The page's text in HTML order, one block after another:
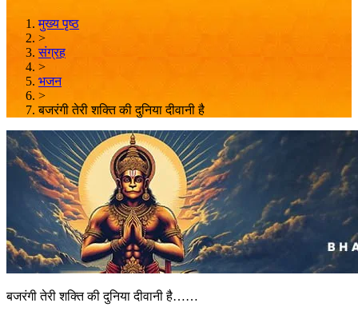
मुख्य पृष्ठ
>
संग्रह
>
भजन
>
बजरंगी तेरी शक्ति की दुनिया दीवानी है
बजरंगी तेरी शक्ति की दुनिया दीवानी है……